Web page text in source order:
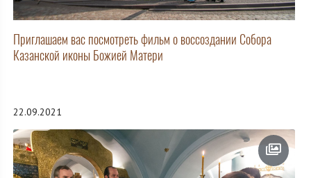
Приглашаем вас посмотреть фильм о воссоздании Собора
Казанской иконы Божией Матери
22.09.2021